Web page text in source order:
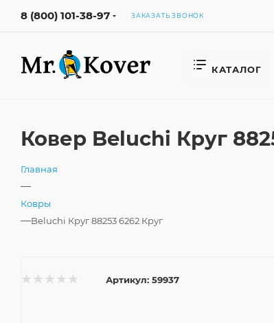
8 (800) 101-38-97 ЗАКАЗАТЬ ЗВОНОК
КАТАЛОГ
Ковер Beluchi Круг
Главная
—
Ковры
—Beluchi Круг 88253 6262 Круг
Артикул: 59937